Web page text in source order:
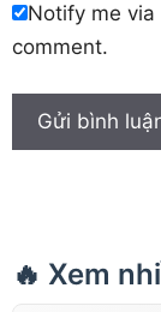
Notify me
comment.
🔥 Xem